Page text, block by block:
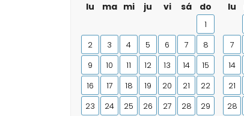
lu
ma mi ju vi sá do
1
2
3 4 5 6 7
8
9
10 11 12 13 14
15
16
17 18 19 20 21
22
23
24 25 26 27 28
29
lu
7
14
21
28